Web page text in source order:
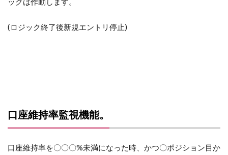
(ロジック終了後新規エントリ停止)
口座維持率監視機能。
口座維持率を〇〇〇%未満になった時、かつ〇ポジション目か